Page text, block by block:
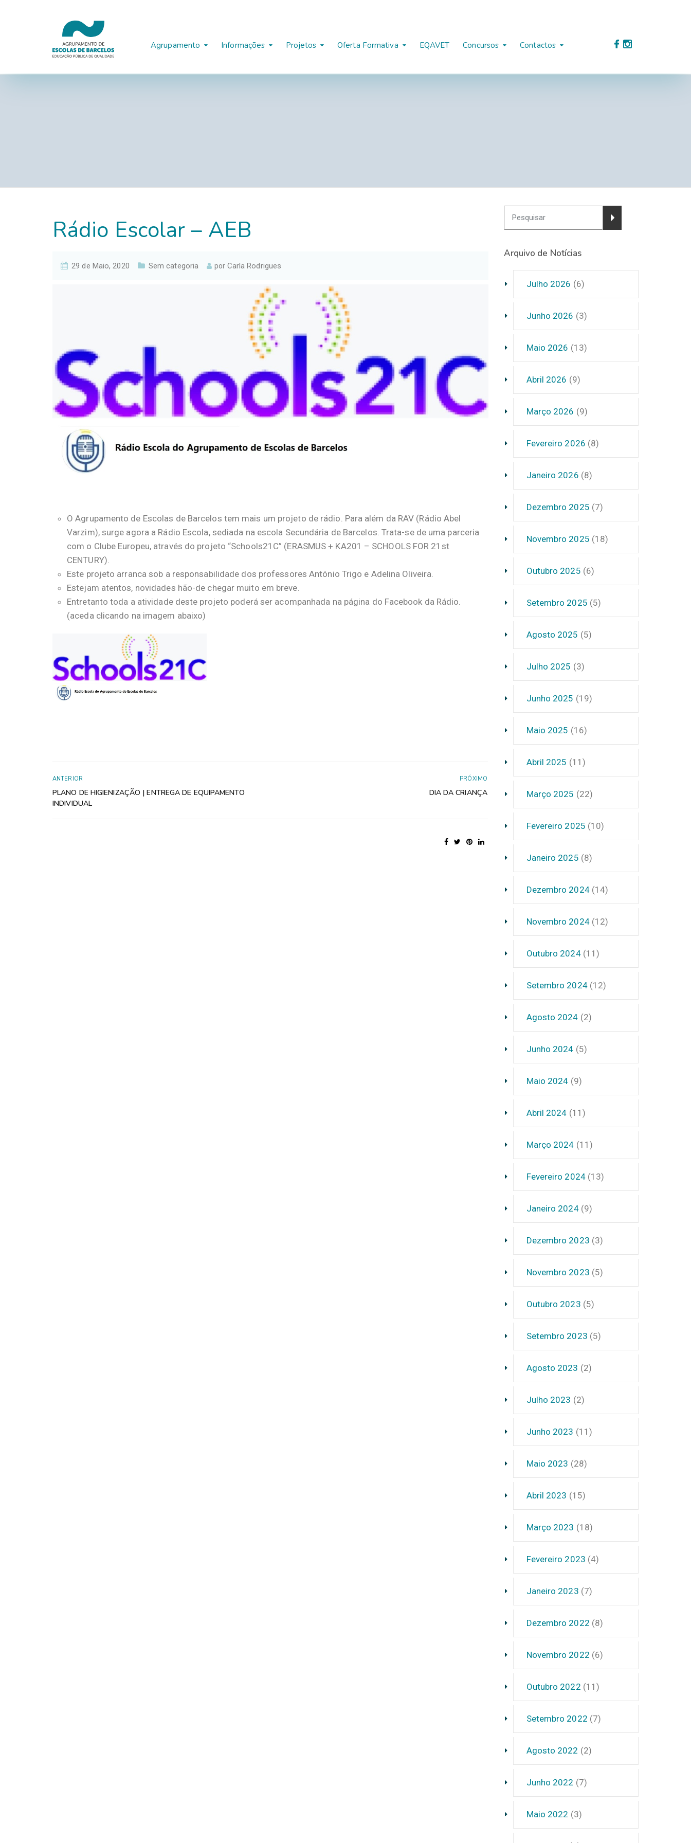
Agrupamento Informações Projetos Oferta Formativa EQAVET Concursos Contactos
Rádio Escolar – AEB
29 de Maio, 2020 Sem categoria por Carla Rodrigues
O Agrupamento de Escolas de Barcelos tem mais um projeto de rádio. Para além da RAV (Rádio Abel
Varzim), surge agora a Rádio Escola, sediada na escola Secundária de Barcelos. Trata-se de uma parceria
com o Clube Europeu, através do projeto “Schools21C” (ERASMUS + KA201 – SCHOOLS FOR 21st
CENTURY).
Este projeto arranca sob a responsabilidade dos professores António Trigo e Adelina Oliveira.
Estejam atentos, novidades hão-de chegar muito em breve.
Entretanto toda a atividade deste projeto poderá ser acompanhada na página do Facebook da Rádio.
(aceda clicando na imagem abaixo)
ANTERIOR
PLANO DE HIGIENIZAÇÃO | ENTREGA DE EQUIPAMENTO
INDIVIDUAL
PRÓXIMO
DIA DA CRIANÇA
Arquivo de Notícias
Julho 2026 (6)
Junho 2026 (3)
Maio 2026 (13)
Abril 2026 (9)
Março 2026 (9)
Fevereiro 2026 (8)
Janeiro 2026 (8)
Dezembro 2025 (7)
Novembro 2025 (18)
Outubro 2025 (6)
Setembro 2025 (5)
Agosto 2025 (5)
Julho 2025 (3)
Junho 2025 (19)
Maio 2025 (16)
Abril 2025 (11)
Março 2025 (22)
Fevereiro 2025 (10)
Janeiro 2025 (8)
Dezembro 2024(14)
Novembro 2024(12)
Outubro 2024(11)
Setembro 2024(12)
Agosto 2024 (2)
Junho 2024 (5)
Maio 2024 (9)
Abril 2024 (11)
Março 2024 (11)
Fevereiro 2024(13)
Janeiro 2024(9)
Dezembro 2023 (3)
Novembro 2023 (5)
Outubro 2023 (5)
Setembro 2023 (5)
Agosto 2023 (2)
Julho 2023 (2)
Junho 2023 (11)
Maio 2023 (28)
Abril 2023 (15)
Março 2023 (18)
Fevereiro 2023 (4)
Janeiro 2023 (7)
Dezembro 2022 (8)
Novembro 2022 (6)
Outubro 2022 (11)
Setembro 2022 (7)
Agosto 2022 (2)
Junho 2022 (7)
Maio 2022 (3)